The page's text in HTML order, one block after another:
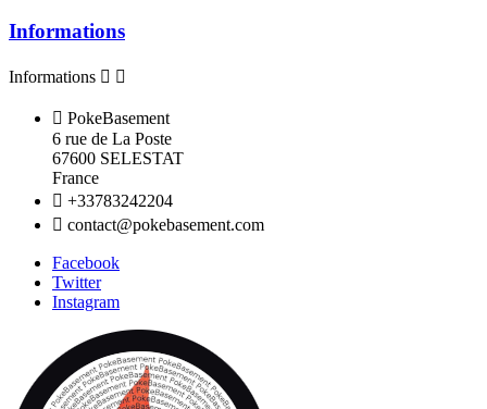
Informations
Informations  
 PokeBasement
6 rue de La Poste
67600 SELESTAT
France
 +33783242204
 contact@pokebasement.com
Facebook
Twitter
Instagram